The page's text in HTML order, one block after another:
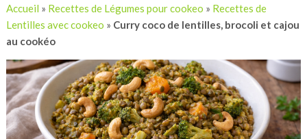
Accueil » Recettes de Légumes pour cookeo » Recettes de
Lentilles avec cookeo » Curry coco de lentilles, brocoli et cajou
au cookéo